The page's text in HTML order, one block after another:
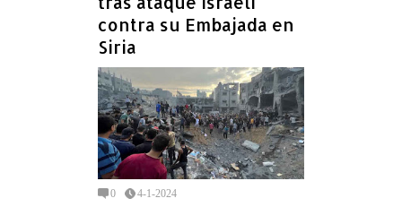
contra su Embajada en
Siria
0 4-1-2024